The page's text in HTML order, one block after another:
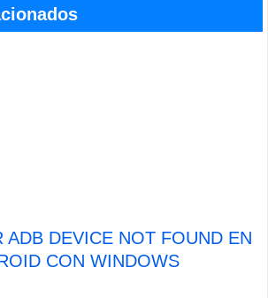
ADB DEVICE NOT FOUND EN
CON WINDOWS